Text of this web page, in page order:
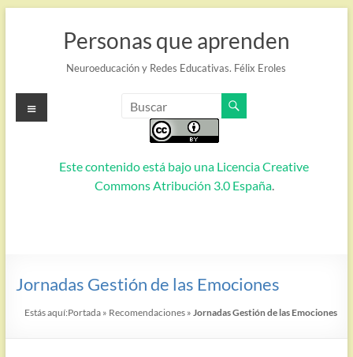
Personas que aprenden
Neuroeducación y Redes Educativas. Félix Eroles
Este contenido está bajo una Licencia Creative
Commons Atribución 3.0 España.
Menú
Jornadas Gestión de las Emociones
Estás aquí:Portada » Recomendaciones »Jornadas Gestión de las Emociones